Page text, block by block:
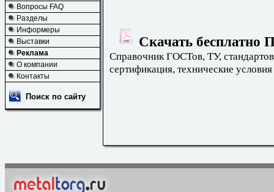
Вопросы FAQ
Разделы
Информеры
Выставки
Реклама
О компании
Контакты
Поиск по сайту
Скачать
Справочник ГОСТов, ТУ,
сертификация, технические условия